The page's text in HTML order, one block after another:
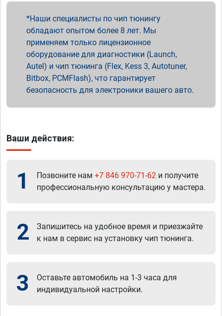
Наши специалисты по чип тюнингу
обладают опытом более 8 лет. Мы
применяем только лицензионное
оборудование для диагностики (Launch,
Autel) и чип тюнинга (Flex, Kess 3, Autotuner,
Bitbox, PCMFlash), что гарантирует
безопасность для электроники вашего авто.
Ваши действия:
1 Позвоните нам +7 846 970-71-62 и получите
профессиональную консультацию у мастера.
2
Запишитесь на удобное время и приезжайте
к нам в сервис на установку чип тюнинга.
3
Оставьте автомобиль на 1-3 часа для
индивидуальной настройки.